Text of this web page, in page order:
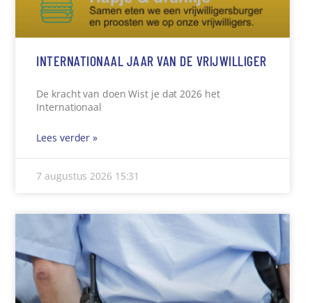
INTERNATIONAAL JAAR VAN DE VRIJWILLIGER
De kracht van doen Wist je dat 2026 het
Internationaal
Lees verder »
7 augustus 2026 15:31